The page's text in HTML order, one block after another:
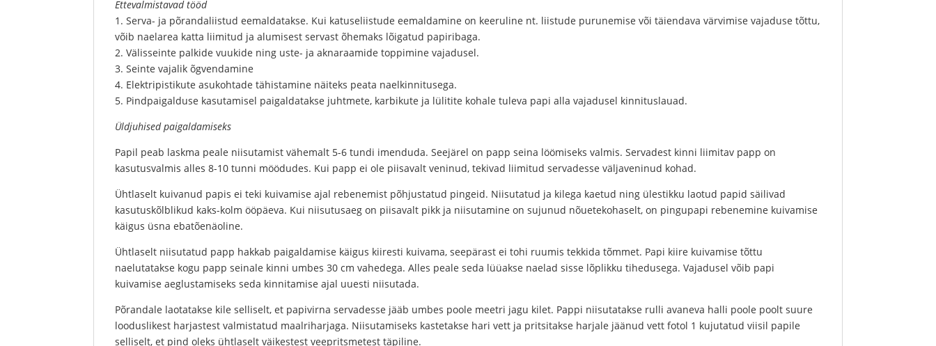
Ettevalmistavad tööd
1. Serva- ja põrandaliistud eemaldatakse. Kui katuseliistude eemaldamine on keeruline nt. liistude purunemise või täiendava värvimise vajaduse tõttu,
võib naelarea katta liimitud ja alumisest servast õhemaks lõigatud papiribaga.
2. Välisseinte palkide vuukide ning uste- ja aknaraamide toppimine vajadusel.
3. Seinte vajalik õgvendamine
4. Elektripistikute asukohtade tähistamine näiteks peata naelkinnitusega.
5. Pindpaigalduse kasutamisel paigaldatakse juhtmete, karbikute ja lülitite kohale tuleva papi alla vajadusel kinnituslauad.
Üldjuhised paigaldamiseks
Papil peab laskma peale niisutamist vähemalt 5-6 tundi imenduda. Seejärel on papp seina löömiseks valmis. Servadest kinni liimitav papp on
kasutusvalmis alles 8-10 tunni möödudes. Kui papp ei ole piisavalt veninud, tekivad liimitud servadesse väljaveninud kohad.
Ühtlaselt kuivanud papis ei teki kuivamise ajal rebenemist põhjustatud pingeid. Niisutatud ja kilega kaetud ning ülestikku laotud papid säilivad
kasutuskõlblikud kaks-kolm ööpäeva. Kui niisutusaeg on piisavalt pikk ja niisutamine on sujunud nõuetekohaselt, on pingupapi rebenemine kuivamise
käigus üsna ebatõenäoline.
Ühtlaselt niisutatud papp hakkab paigaldamise käigus kiiresti kuivama, seepärast ei tohi ruumis tekkida tõmmet. Papi kiire kuivamise tõttu
naelutatakse kogu papp seinale kinni umbes 30 cm vahedega. Alles peale seda lüüakse naelad sisse lõplikku tihedusega. Vajadusel võib papi
kuivamise aeglustamiseks seda kinnitamise ajal uuesti niisutada.
Põrandale laotatakse kile selliselt, et papivirna servadesse jääb umbes poole meetri jagu kilet. Pappi niisutatakse rulli avaneva halli poole poolt suure
looduslikest harjastest valmistatud maalriharjaga. Niisutamiseks kastetakse hari vett ja pritsitakse harjale jäänud vett fotol 1 kujutatud viisil papile
selliselt, et pind oleks ühtlaselt väikestest veepritsmetest täpiline.